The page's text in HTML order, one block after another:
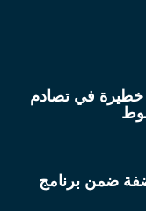
في تصادم
ضمن برنامج